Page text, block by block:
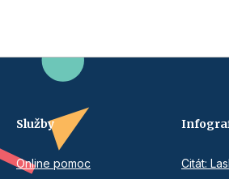
Služby
Online pomoc
Citát: